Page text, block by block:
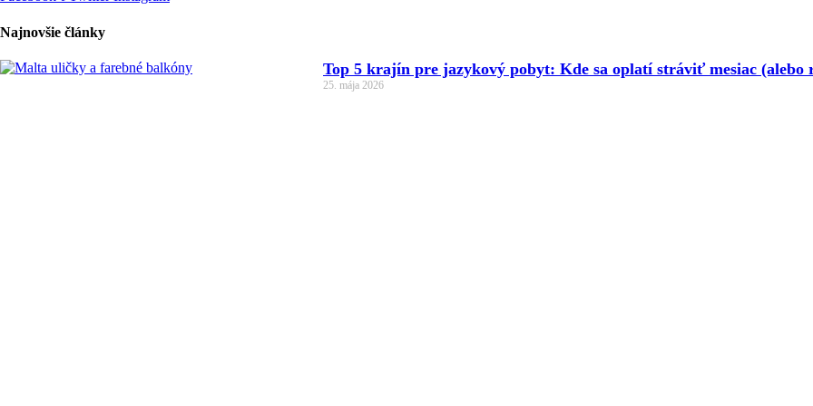
Najnovšie články
Top 5 krajín pre jazykový pobyt: Kde sa oplatí stráviť mesiac (alebo
25. mája 2026